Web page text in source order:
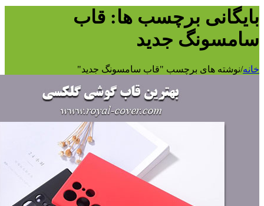
برچسب ها: قاب
جدید
های برچسب "قاب سامسونگ جدید"